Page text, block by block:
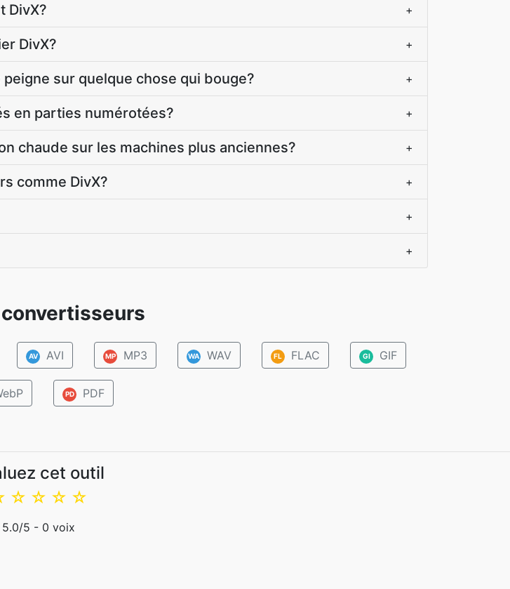
DivX? +
DivX? +
sur quelque chose qui bouge? +
en parties numérotées? +
chaude sur les machines plus anciennes? +
comme DivX? +
+
+
AV AVI MP MP3 WA WAV FL FLAC GI GIF
PD PDF
cet outil
☆
☆
☆
☆
5.0/5 - 0 voix